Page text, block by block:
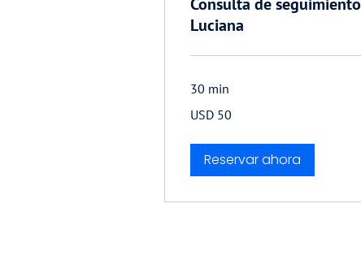
Luciana
30 min
dólares
USD 50
Reservar ahora